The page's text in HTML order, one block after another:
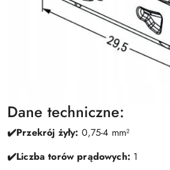
Dane techniczne:
✔️Przekrój żyły: 0,75-4 mm²
✔️Liczba torów prądowych: 1